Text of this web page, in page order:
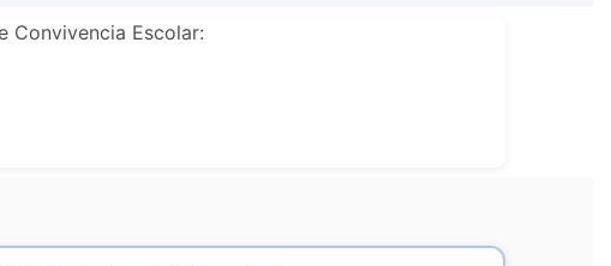
Convivencia Escolar: